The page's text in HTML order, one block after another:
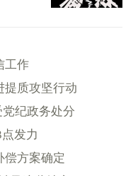
工作
提质攻坚行动
纪政务处分
发力
偿方案确定